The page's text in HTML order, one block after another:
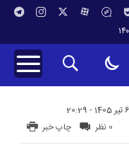
چاپ خبر 0 نظر